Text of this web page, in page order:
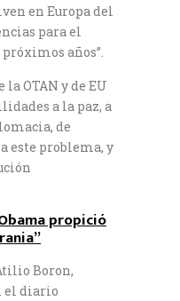
en Europa del
para el
años”.
OTAN y de EU
a la paz, a
de
este problema, y
propició
Boron,
el diario